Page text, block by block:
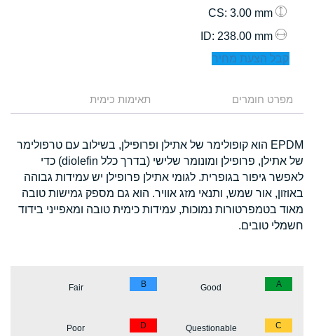
: 3.00 mm
: 238.00 mm
קבל הצעת מחיר
מפרט חומרים תאימות כימית
EPDM הוא קופולימר של אתילן ופרופילן, בשילוב עם טרפולימר
של אתילן, פרופילן ומונומר שלישי (בדרך כלל diolefin) כדי
לאפשר גיפור בגופרית. לגומי אתילן פרופילן יש עמידות גבוהה
באוזון, אור שמש, ותנאי מזג אוויר. הוא גם מספק גמישות טובה
מאוד בטמפרטורות נמוכות, עמידות כימית טובה ומאפייני בידוד
חשמלי טובים.
A
Good
B
Fair
C
Questionable
D
Poor